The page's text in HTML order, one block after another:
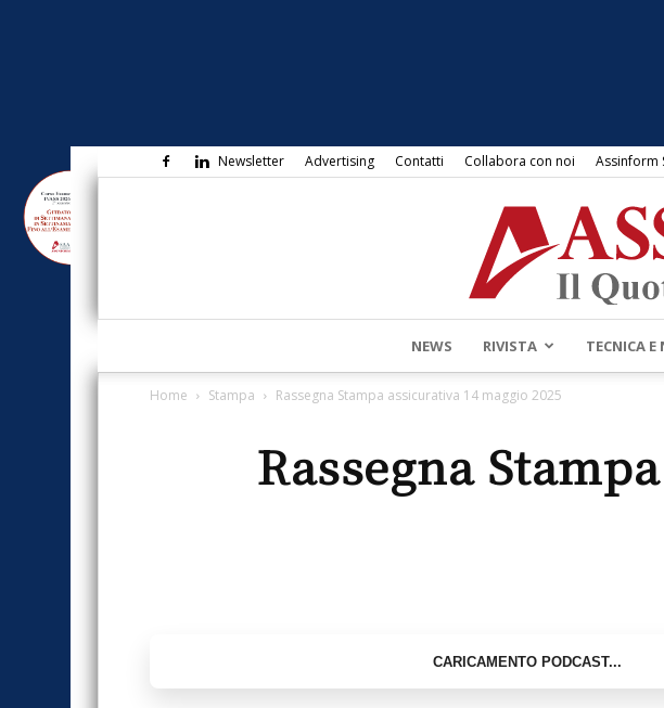
Newsletter Advertising Contatti Collabora con noi Assinform
NEWS RIVISTA TECNICA E
Home Stampa Rassegna Stampa assicurativa 14 maggio 2025
Rassegna